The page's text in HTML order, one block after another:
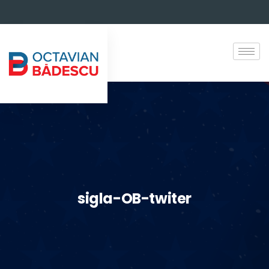
sigla-OB-twiter